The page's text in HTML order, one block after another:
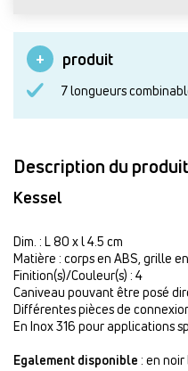
produit
7 longueurs
Description du produit
Kessel
Dim. : L 80 x l 4.5 cm
Matière : corps en ABS, grille
Finition(s)/Couleur(s) : 4
Caniveau pouvant être posé
Différentes pièces de
En Inox 316 pour applications
Egalement disponible : en